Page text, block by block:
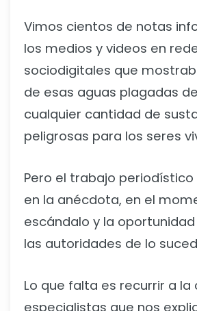
Vimos cientos de notas
los medios y videos en
sociodigitales que
de esas aguas plagadas
cualquier cantidad de
peligrosas para los seres
Pero el trabajo periodístico
en la anécdota, en el
escándalo y la
las autoridades de lo
Lo que falta es recurrir a la
especialistas que nos